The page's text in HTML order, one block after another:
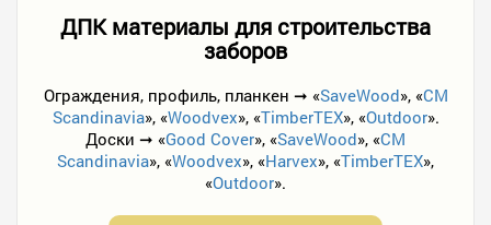
ДПК материалы для строительства
заборов
Ограждения, профиль, планкен ➞ «SaveWood», «CM
Scandinavia», «Woodvex», «TimberTEX», «Outdoor».
Доски ➞ «Good Cover», «SaveWood», «CM
Scandinavia», «Woodvex», «Harvex», «TimberTEX»,
«Outdoor».